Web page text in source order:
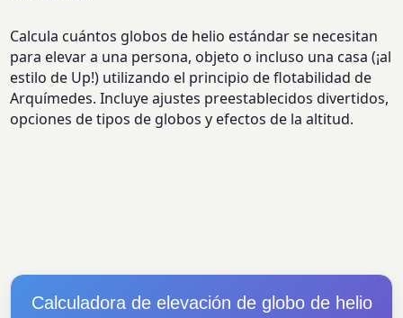
Calcula cuántos globos de helio estándar se necesitan
para elevar a una persona, objeto o incluso una casa (¡al
estilo de Up!) utilizando el principio de flotabilidad de
Arquímedes. Incluye ajustes preestablecidos divertidos,
opciones de tipos de globos y efectos de la altitud.
Calculadora de elevación de globo de helio